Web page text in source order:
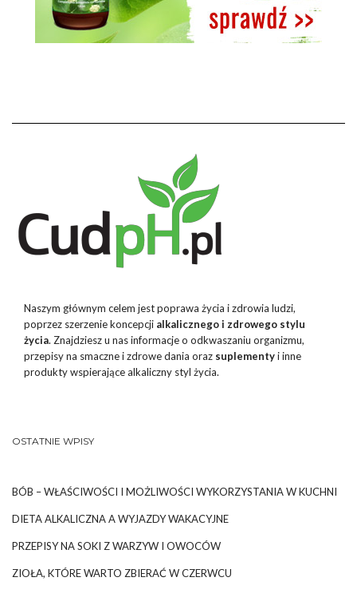
Naszym głównym celem jest poprawa życia i zdrowia ludzi,
poprzez szerzenie koncepcji alkalicznego i zdrowego stylu
życia. Znajdziesz u nas informacje o odkwaszaniu organizmu,
przepisy na smaczne i zdrowe dania oraz suplementyi inne
produkty wspierające alkaliczny styl życia.
OSTATNIE WPISY
BÓB – WŁAŚCIWOŚCI I MOŻLIWOŚCI WYKORZYSTANIA W KUCHNI
DIETA ALKALICZNA A WYJAZDY WAKACYJNE
PRZEPISY NA SOKI Z WARZYW I OWOCÓW
ZIOŁA, KTÓRE WARTO ZBIERAĆ W CZERWCU